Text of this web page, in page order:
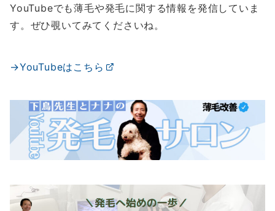
YouTubeでも薄毛や発毛に関する情報を発信していま
す。ぜひ覗いてみてくださいね。
→YouTubeはこちら